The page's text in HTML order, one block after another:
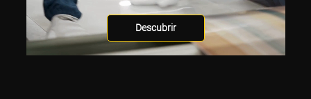
Descubrir